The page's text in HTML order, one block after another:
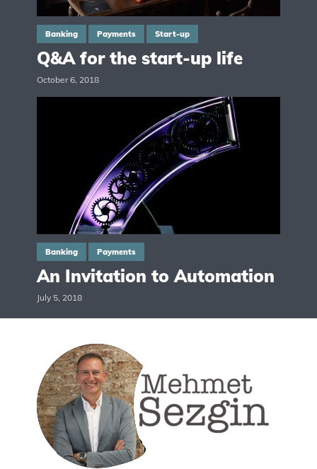
Banking Payments Start-up
Q&A for the start-up life
October 6, 2018
Banking Payments
An Invitation to Automation
July 5, 2018